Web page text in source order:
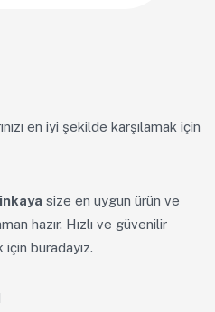
en iyi şekilde karşılamak için
size en uygun ürün ve
hazır. Hızlı ve güvenilir
buradayız.